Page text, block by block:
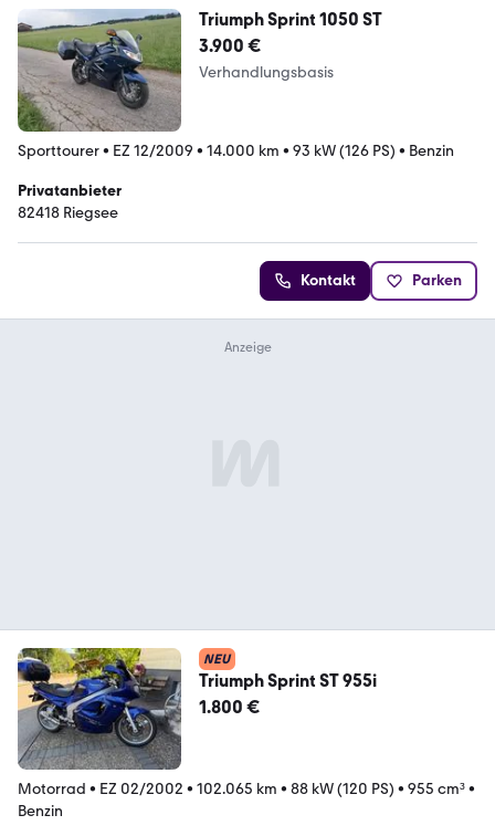
Triumph Sprint 1050 ST
3.900 €
Verhandlungsbasis
Sporttourer• EZ 12/2009 • 14.000 km • 93 kW (126 PS) • Benzin
Privatanbieter
82418 Riegsee
Kontakt Parken
NEU
Triumph Sprint ST 955i
1.800 €
Motorrad • EZ 02/2002 • 102.065 km • 88 kW (120 PS) • 955 cm³•
Benzin